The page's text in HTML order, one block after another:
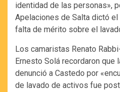
identidad de las personas»,
Apelaciones de Salta dictó
falta de mérito sobre el
Los camaristas Renato
Ernesto Solá recordaron que
denunció a Castedo por
de lavado de activos fue